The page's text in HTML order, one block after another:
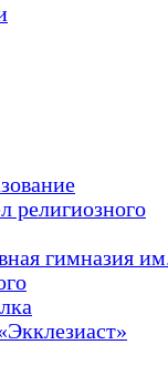
религиозного
гимназия